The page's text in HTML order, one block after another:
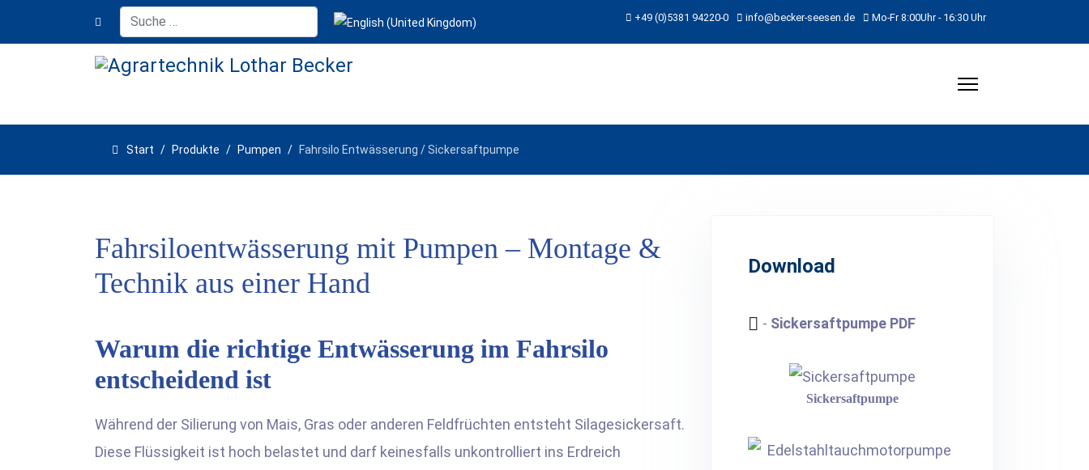
Suchen Sprache auswählen +49 (0)5381 94220-0 info@becker-seesen.de Mo-Fr 8:00Uhr - 16:30 Uhr
Start Produkte Pumpen Fahrsilo Entwässerung / Sickersaftpumpe
Fahrsiloentwässerung mit Pumpen – Montage &
Technik aus einer Hand
Warum die richtige Entwässerung im Fahrsilo
entscheidend ist
Während der Silierung von Mais, Gras oder anderen Feldfrüchten entsteht Silagesickersaft.
Diese Flüssigkeit ist hoch belastet und darf keinesfalls unkontrolliert ins Erdreich
Download
- Sickersaftpumpe PDF
Sickersaftpumpe